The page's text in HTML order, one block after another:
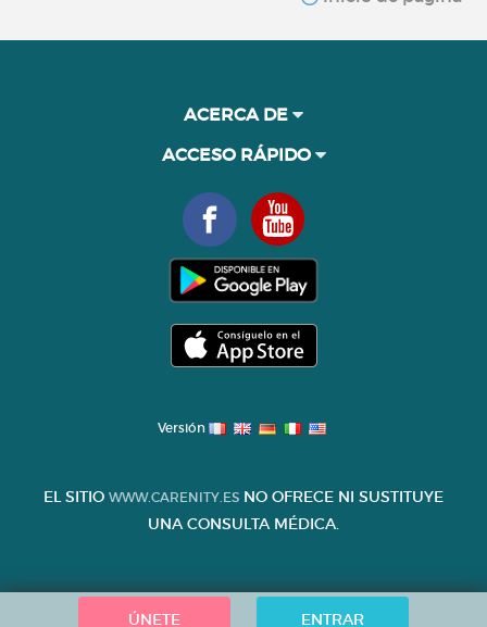
ÚNETE ENTRAR
ACERCA DE
ACCESO RÁPIDO
Versión
EL SITIO WWW.CARENITY.ES NO OFRECE NI SUSTITUYE
UNA CONSULTA MÉDICA.